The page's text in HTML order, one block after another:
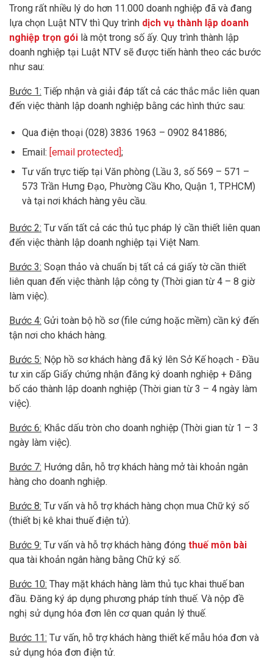
Trong rất nhiều lý do hơn 11.000 doanh nghiệp đã và đang
lựa chọn Luật NTV thì Quy trình dịch vụ thành lập doanh
nghiệp trọn gói là một trong số ấy. Quy trình thành lập
doanh nghiệp tại Luật NTV sẽ được tiến hành theo các bước
như sau:
Bước 1: Tiếp nhận và giải đáp tất cả các thắc mắc liên quan
đến việc thành lập doanh nghiệp bằng các hình thức sau:
Qua điện thoại (028) 3836 1963 – 0902 841886;
Email: [email protected];
Tư vấn trực tiếp tại Văn phòng (Lầu 3, số 569 – 571 –
573 Trần Hưng Đạo, Phường Cầu Kho, Quận 1, TP.HCM)
và tại nơi khách hàng yêu cầu.
Bước 2: Tư vấn tất cả các thủ tục pháp lý cần thiết liên quan
đến việc thành lập doanh nghiệp tại Việt Nam.
Bước 3: Soạn thảo và chuẩn bị tất cả cá giấy tờ cần thiết
liên quan đến việc thành lập công ty (Thời gian từ 4 – 8 giờ
làm việc).
Bước 4: Gửi toàn bộ hồ sơ (file cứng hoặc mềm) cần ký đến
tận nơi cho khách hàng.
Bước 5: Nộp hồ sơ khách hàng đã ký lên Sở Kế hoạch - Đầu
tư xin cấp Giấy chứng nhận đăng ký doanh nghiệp + Đăng
bố cáo thành lập doanh nghiệp (Thời gian từ 3 – 4 ngày làm
việc).
Bước 6: Khắc dấu tròn cho doanh nghiệp (Thời gian từ 1 – 3
ngày làm việc).
Bước 7: Hướng dẫn, hỗ trợ khách hàng mở tài khoản ngân
hàng cho doanh nghiệp.
Bước 8: Tư vấn và hỗ trợ khách hàng chọn mua Chữ ký số
(thiết bị kê khai thuế điện tử).
Bước 9: Tư vấn và hỗ trợ khách hàng đóng thuế môn bài
qua tài khoản ngân hàng bằng Chữ ký số.
Bước 10: Thay mặt khách hàng làm thủ tục khai thuế ban
đầu. Đăng ký áp dụng phương pháp tính thuế. Và nộp đề
nghị sử dụng hóa đơn lên cơ quan quản lý thuế.
Bước 11: Tư vấn, hỗ trợ khách hàng thiết kế mẫu hóa đơn và
sử dụng hóa đơn điện tử.